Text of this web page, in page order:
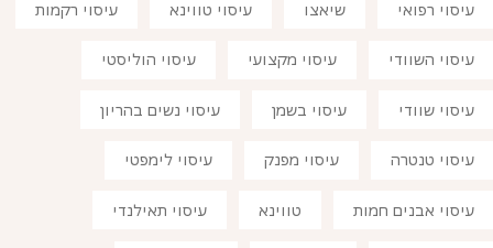
עיסוי רפואי שיאצו עיסוי טווינא עיסוי רקמות
עיסוי השוודי עיסוי מקצועי עיסוי הוליסטי
עיסוי שוודי עיסוי בשמן עיסוי נשים בהריון
עיסוי טנטרה עיסוי מפנק עיסוי לימפטי
עיסוי אבנים חמות טווינא עיסוי תאילנדי